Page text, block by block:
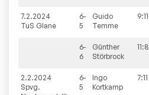
7.2.2024
TuS Glane
6-
5
Guido
Temme
9:11
6-
6
Günther
Störbrock
11:8
2.2.2024
Spvg.
6-
5
Ingo
Kortkamp
7:11